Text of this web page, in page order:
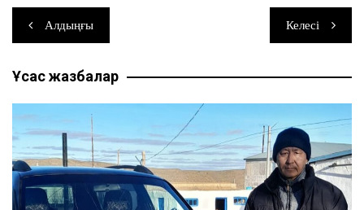
c
e
b
o
o
k
tt
er
ai
l
A
p
p
a
m
n
g
er
ра
ви
ть
Навигация
по
записям
Алдыңғы Келесі
Ұқсас жазбалар